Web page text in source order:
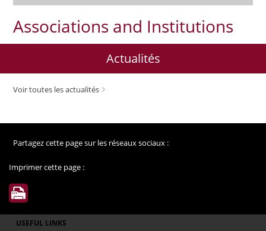
Associations and Institutions
Actualités
Voir toutes les actualités
Partagez cette page sur les réseaux sociaux :
Imprimer cette page :
USEFUL LINKS